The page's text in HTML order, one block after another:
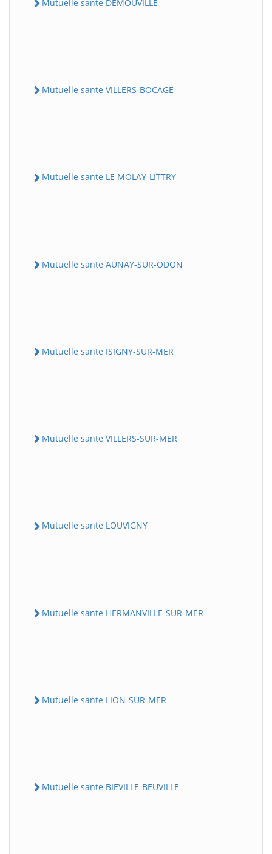
Mutuelle sante DEMOUVILLE
Mutuelle sante VILLERS-BOCAGE
Mutuelle sante LE MOLAY-LITTRY
Mutuelle sante AUNAY-SUR-ODON
Mutuelle sante ISIGNY-SUR-MER
Mutuelle sante VILLERS-SUR-MER
Mutuelle sante LOUVIGNY
Mutuelle sante HERMANVILLE-SUR-MER
Mutuelle sante LION-SUR-MER
Mutuelle sante BIEVILLE-BEUVILLE